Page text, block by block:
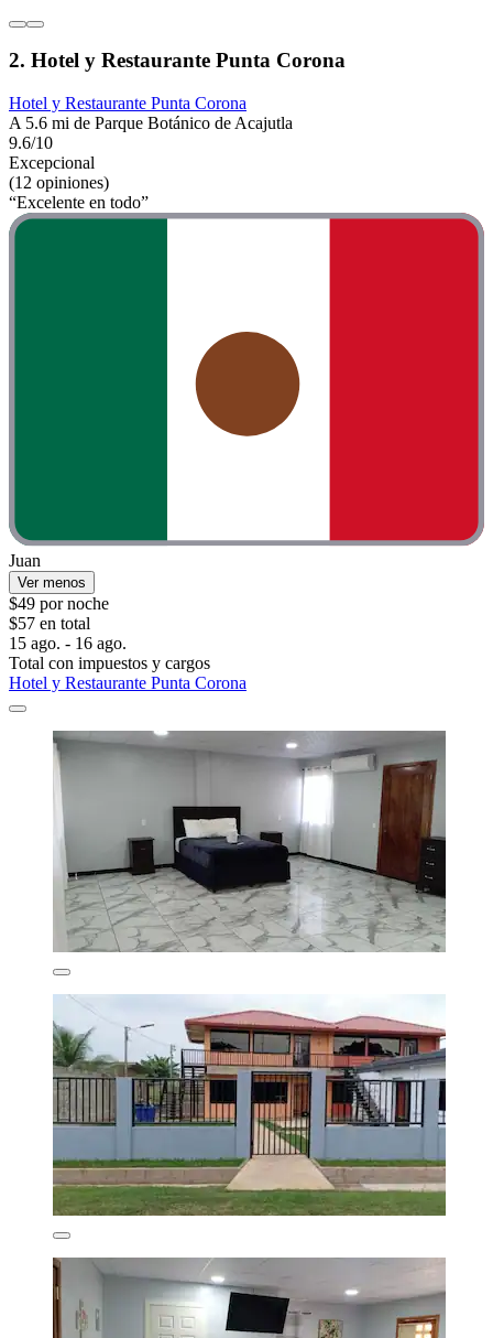
2. Hotel y Restaurante Punta Corona
Hotel y Restaurante Punta Corona
A 5.6 mi de Parque Botánico de Acajutla
9.6/10
Excepcional
(12 opiniones)
“Excelente en todo”
Juan
Ver menos
$49 por noche
$57 en total
15 ago. - 16 ago.
Total con impuestos y cargos
Hotel y Restaurante Punta Corona